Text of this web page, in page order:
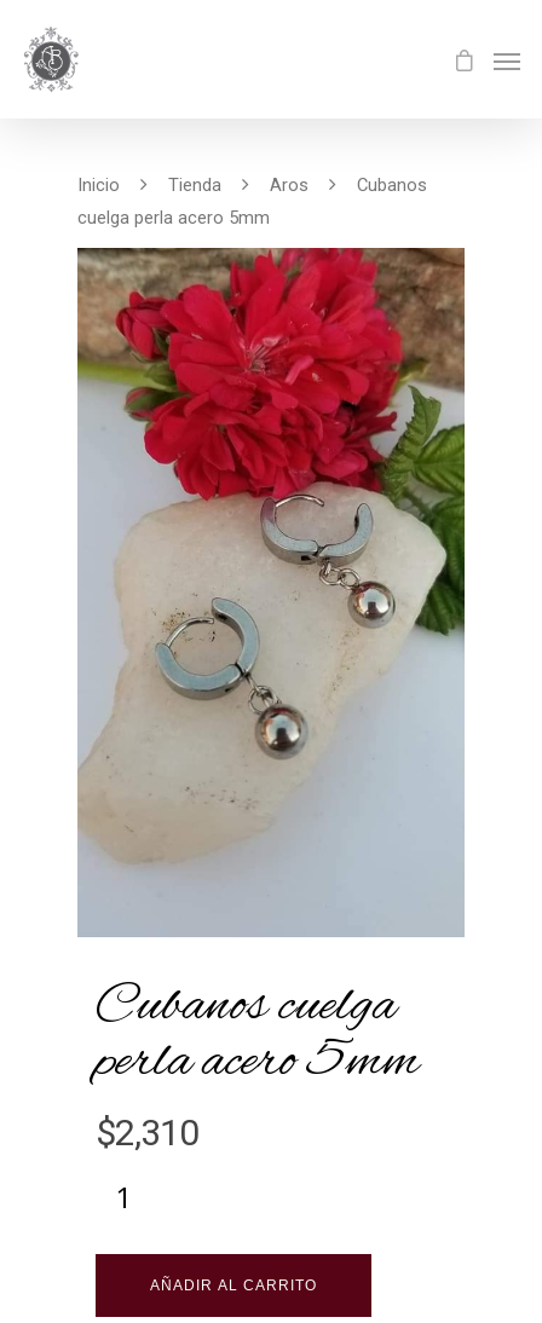
Inicio Tienda Aros
Cubanos
cuelga perla acero 5mm
Cubanos cuelga
perla acero 5mm
$2,310
AÑADIR AL CARRITO